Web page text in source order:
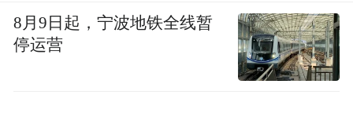
8月9日起，宁波地铁全线暂
停运营